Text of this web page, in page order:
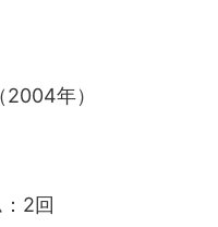
年）
2回